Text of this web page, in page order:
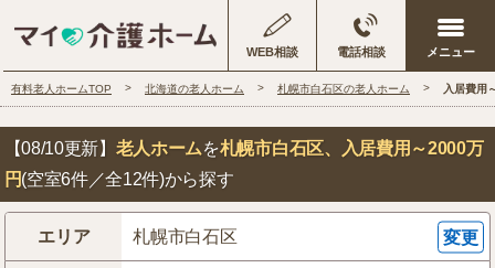
WEB相談 電話相談
有料老人ホームTOP 北海道の老人ホーム 札幌市白石区の老人ホーム 入居費用
【08/10更新】 老人ホームを札幌市白石区、入居費用～2000万
円(空室6件／全12件)から探す
エリア 札幌市白石区 変更